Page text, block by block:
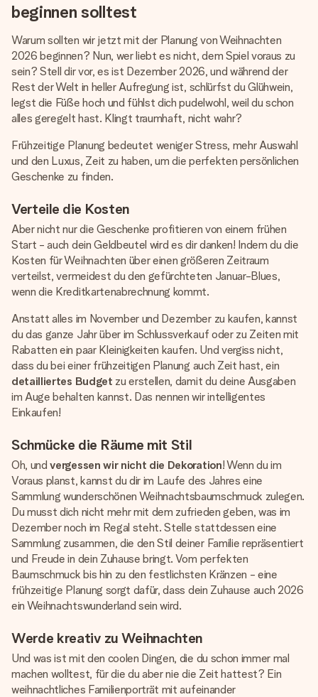
beginnen solltest
Warum sollten wir jetzt mit der Planung von Weihnachten
2026 beginnen? Nun, wer liebt es nicht, dem Spiel voraus zu
sein? Stell dir vor, es ist Dezember 2026, und während der
Rest der Welt in heller Aufregung ist, schlürfst du Glühwein,
legst die Füße hoch und fühlst dich pudelwohl, weil du schon
alles geregelt hast. Klingt traumhaft, nicht wahr?
Frühzeitige Planung bedeutet weniger Stress, mehr Auswahl
und den Luxus, Zeit zu haben, um die perfekten persönlichen
Geschenke zu finden.
Verteile die Kosten
Aber nicht nur die Geschenke profitieren von einem frühen
Start - auch dein Geldbeutel wird es dir danken! Indem du die
Kosten für Weihnachten über einen größeren Zeitraum
verteilst, vermeidest du den gefürchteten Januar-Blues,
wenn die Kreditkartenabrechnung kommt.
Anstatt alles im November und Dezember zu kaufen, kannst
du das ganze Jahr über im Schlussverkauf oder zu Zeiten mit
Rabatten ein paar Kleinigkeiten kaufen. Und vergiss nicht,
dass du bei einer frühzeitigen Planung auch Zeit hast, ein
detailliertes Budget zu erstellen, damit du deine Ausgaben
im Auge behalten kannst. Das nennen wir intelligentes
Einkaufen!
Schmücke die Räume mit Stil
Oh, undvergessen wir nicht die Dekoration! Wenn du im
Voraus planst, kannst du dir im Laufe des Jahres eine
Sammlung wunderschönen Weihnachtsbaumschmuck zulegen.
Du musst dich nicht mehr mit dem zufrieden geben, was im
Dezember noch im Regal steht. Stelle stattdessen eine
Sammlung zusammen, die den Stil deiner Familie repräsentiert
und Freude in dein Zuhause bringt. Vom perfekten
Baumschmuck bis hin zu den festlichsten Kränzen - eine
frühzeitige Planung sorgt dafür, dass dein Zuhause auch 2026
ein Weihnachtswunderland sein wird.
Werde kreativ zu Weihnachten
Und was ist mit den coolen Dingen, die du schon immer mal
machen wolltest, für die du aber nie die Zeit hattest? Ein
weihnachtliches Familienporträt mit aufeinander